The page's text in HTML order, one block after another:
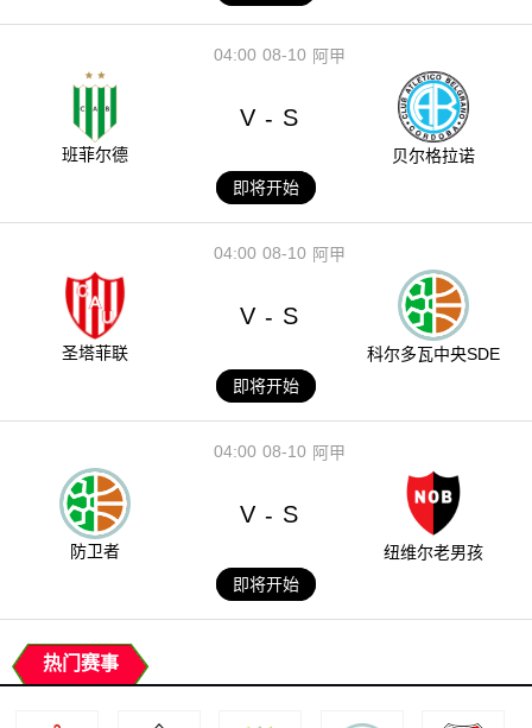
08-10
04:00 阿甲
班菲尔德
V - S
贝尔格拉诺
即将开始
08-10
04:00 阿甲
圣塔菲联
V - S
科尔多瓦中央SDE
即将开始
08-10
04:00 阿甲
防卫者
V - S
纽维尔老男孩
即将开始
热门赛事